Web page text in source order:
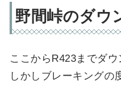
野間峠のダウ
ここからR423までダ
しかしブレーキングの